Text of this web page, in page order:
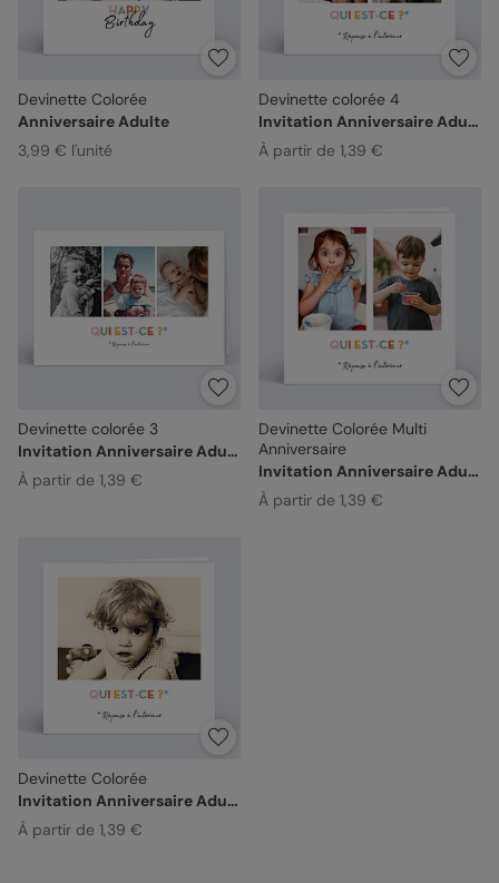
Devinette Colorée
Anniversaire Adulte
3,99 € l'unité
Devinette colorée 4
Invitation Anniversaire Adulte
À partir de 1,39 €
Devinette colorée 3
Invitation Anniversaire Adulte
À partir de 1,39 €
Devinette Colorée Multi
Anniversaire
Invitation Anniversaire Adulte
À partir de 1,39 €
Devinette Colorée
Invitation Anniversaire Adulte
À partir de 1,39 €